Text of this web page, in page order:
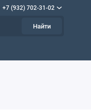
+7 (932) 702-31-02
Найти